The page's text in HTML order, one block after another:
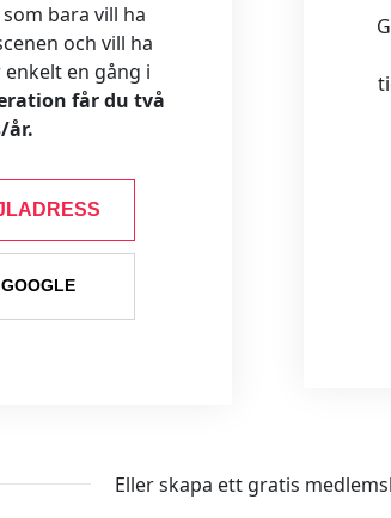
bara vill ha
och vill ha
en gång i
får du två
år.
Eller skapa ett gratis